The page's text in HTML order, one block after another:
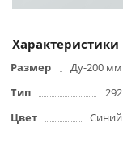
Характеристики
Размер
Ду-200 мм
Тип
292
Цвет
Синий